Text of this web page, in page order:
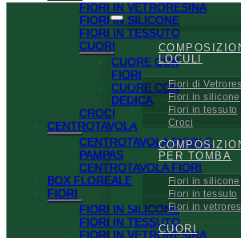
FIORI IN VETRORESINA
FIORI IN SILICONE
FIORI IN TESSUTO
CUORI
CUORE CON
FIORI
CUORE CON
DEDICA
CROCI
CENTROTAVOLA
CENTROTAVOLA FIORI E
PAMPAS
CENTROTAVOLA FIORI
BOX FLOREALE
FIORI
FIORI IN SILICONE
FIORI IN TESSUTO
FIORI IN VETRORESINA
LOCULI
Fiori di
Fiori in silicone
Fiori in tessuto
Croci
PER TOMBA
Fiori in silicone
Fiori in tessuto
Fiori in
CUORI